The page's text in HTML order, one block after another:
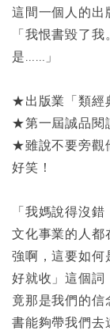
這間一個人的出
「我恨書毀了
是……」
★出版業「類經
★第一屆誠品閱
★雖說不要旁觀
好笑！
「我媽說得沒
文化事業的人都
強啊，這要如何
好就收」這個詞
竟那是我們的信
書能夠帶我們去